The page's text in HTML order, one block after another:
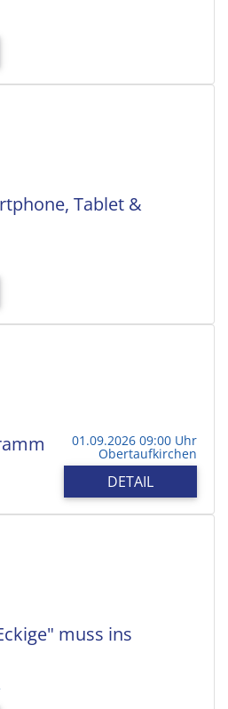
Tablet &
01.09.2026 09:00 Uhr
Obertaufkirchen
DETAIL
muss ins